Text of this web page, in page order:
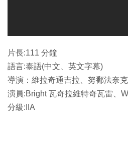
片長:111 分鐘
語言:泰語(中文、英文字幕)
導演：維拉奇通吉拉、努鄱法奈
演員:Bright 瓦奇拉維特奇瓦雷、
分級:IIA